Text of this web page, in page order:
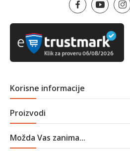
Korisne informacije
Proizvodi
Možda Vas zanima...